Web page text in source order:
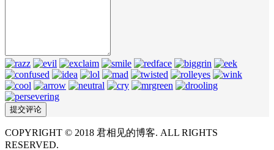
COPYRIGHT © 2018 君相见的博客. ALL RIGHTS
RESERVED.